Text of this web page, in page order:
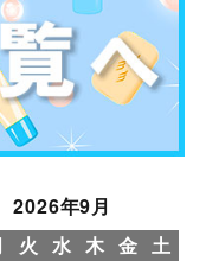
2026年9月
火 水 木 金 土